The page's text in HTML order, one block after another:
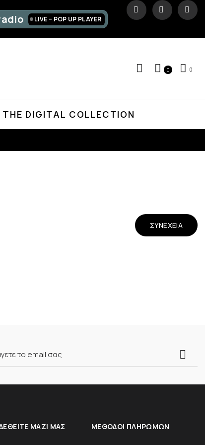
LIVE – POP UP PLAYER
0 0
THE DIGITAL COLLECTION
ΣΥΝΈΧΕΙΑ
ΜΑΖΊ ΜΑΣ ΜΈΘΟΔΟΙ ΠΛΗΡΩΜΏΝ